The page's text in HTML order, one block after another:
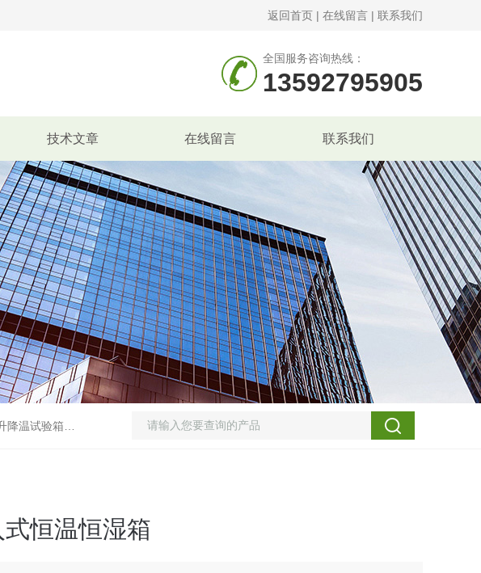
返回首页 | 在线留言 | 联系我们
全国服务咨询热线：
13592795905
技术文章 在线留言 联系我们
类环境仪器和力学试验设备。
恒温恒湿箱